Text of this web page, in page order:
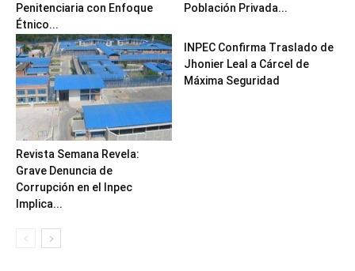
Penitenciaria con Enfoque
Étnico...
Población Privada...
Revista Semana Revela:
Grave Denuncia de
Corrupción en el Inpec
Implica...
INPEC Confirma Traslado de
Jhonier Leal a Cárcel de
Máxima Seguridad